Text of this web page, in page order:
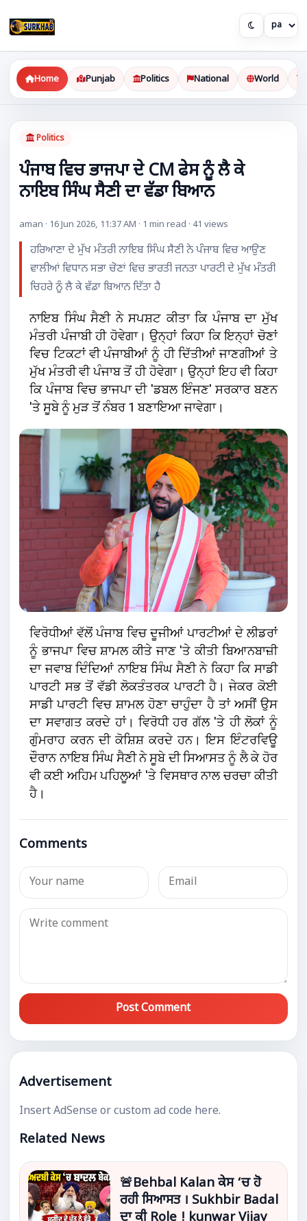
Home Punjab Politics National World
Politics
ਪੰਜਾਬ ਵਿਚ ਭਾਜਪਾ ਦੇ CM ਫੇਸ ਨੂੰ ਲੈ ਕੇ
ਨਾਇਬ ਸਿੰਘ ਸੈਣੀ ਦਾ ਵੱਡਾ ਬਿਆਨ
aman · 16 Jun 2026, 11:37 AM · 1 min read · 41 views
ਹਰਿਆਣਾ ਦੇ ਮੁੱਖ ਮੰਤਰੀ ਨਾਇਬ ਸਿੰਘ ਸੈਣੀ ਨੇ ਪੰਜਾਬ ਵਿਚ ਆਉਣ
ਵਾਲੀਆਂ ਵਿਧਾਨ ਸਭਾ ਚੋਣਾਂ ਵਿਚ ਭਾਰਤੀ ਜਨਤਾ ਪਾਰਟੀ ਦੇ ਮੁੱਖ ਮੰਤਰੀ
ਚਿਹਰੇ ਨੂੰ ਲੈ ਕੇ ਵੱਡਾ ਬਿਆਨ ਦਿੱਤਾ ਹੈ
ਨਾਇਬ ਸਿੰਘ ਸੈਣੀ ਨੇ ਸਪਸ਼ਟ ਕੀਤਾ ਕਿ ਪੰਜਾਬ ਦਾ ਮੁੱਖ
ਮੰਤਰੀ ਪੰਜਾਬੀ ਹੀ ਹੋਵੇਗਾ। ਉਨ੍ਹਾਂ ਕਿਹਾ ਕਿ ਇਨ੍ਹਾਂ ਚੋਣਾਂ
ਵਿਚ ਟਿਕਟਾਂ ਵੀ ਪੰਜਾਬੀਆਂ ਨੂੰ ਹੀ ਦਿੱਤੀਆਂ ਜਾਣਗੀਆਂ ਤੇ
ਮੁੱਖ ਮੰਤਰੀ ਵੀ ਪੰਜਾਬ ਤੋਂ ਹੀ ਹੋਵੇਗਾ। ਉਨ੍ਹਾਂ ਇਹ ਵੀ ਕਿਹਾ
ਕਿ ਪੰਜਾਬ ਵਿਚ ਭਾਜਪਾ ਦੀ 'ਡਬਲ ਇੰਜਣ' ਸਰਕਾਰ ਬਣਨ
'ਤੇ ਸੂਬੇ ਨੂੰ ਮੁੜ ਤੋਂ ਨੰਬਰ 1 ਬਣਾਇਆ ਜਾਵੇਗਾ।
ਵਿਰੋਧੀਆਂ ਵੱਲੋਂ ਪੰਜਾਬ ਵਿਚ ਦੂਜੀਆਂ ਪਾਰਟੀਆਂ ਦੇ ਲੀਡਰਾਂ
ਨੂੰ ਭਾਜਪਾ ਵਿਚ ਸ਼ਾਮਲ ਕੀਤੇ ਜਾਣ 'ਤੇ ਕੀਤੀ ਬਿਆਨਬਾਜ਼ੀ
ਦਾ ਜਵਾਬ ਦਿੰਦਿਆਂ ਨਾਇਬ ਸਿੰਘ ਸੈਣੀ ਨੇ ਕਿਹਾ ਕਿ ਸਾਡੀ
ਪਾਰਟੀ ਸਭ ਤੋਂ ਵੱਡੀ ਲੋਕਤੰਤਰਕ ਪਾਰਟੀ ਹੈ। ਜੇਕਰ ਕੋਈ
ਸਾਡੀ ਪਾਰਟੀ ਵਿਚ ਸ਼ਾਮਲ ਹੋਣਾ ਚਾਹੁੰਦਾ ਹੈ ਤਾਂ ਅਸੀਂ ਉਸ
ਦਾ ਸਵਾਗਤ ਕਰਦੇ ਹਾਂ। ਵਿਰੋਧੀ ਹਰ ਗੱਲ 'ਤੇ ਹੀ ਲੋਕਾਂ ਨੂੰ
ਗੁੰਮਰਾਹ ਕਰਨ ਦੀ ਕੋਸ਼ਿਸ਼ ਕਰਦੇ ਹਨ। ਇਸ ਇੰਟਰਵਿਊ
ਦੌਰਾਨ ਨਾਇਬ ਸਿੰਘ ਸੈਣੀ ਨੇ ਸੂਬੇ ਦੀ ਸਿਆਸਤ ਨੂੰ ਲੈ ਕੇ ਹੋਰ
ਵੀ ਕਈ ਅਹਿਮ ਪਹਿਲੂਆਂ 'ਤੇ ਵਿਸਥਾਰ ਨਾਲ ਚਰਚਾ ਕੀਤੀ
ਹੈ।
Comments
Post Comment
Advertisement
Insert AdSense or custom ad code here.
Related News
🚨Behbal Kalan ਕੇਸ ‘ਚ ਹੋ
ਰਹੀ ਸਿਆਸਤ । Sukhbir Badal